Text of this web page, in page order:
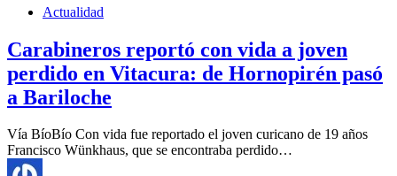
Actualidad
Carabineros reportó con vida a joven
perdido en Vitacura: de Hornopirén pasó
a Bariloche
Vía BíoBío Con vida fue reportado el joven curicano de 19 años
Francisco Wünkhaus, que se encontraba perdido…